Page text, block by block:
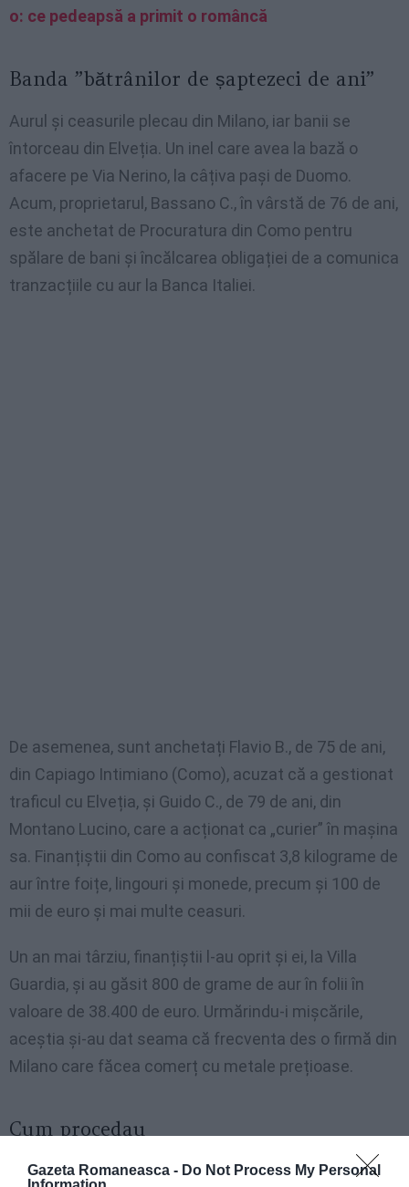
Gazeta Romaneasca - Do Not Process My Personal
o: ce pedeapsă a primit o româncă
Banda ”bătrânilor de șaptezeci de ani”
Aurul și ceasurile plecau din Milano, iar banii se
întorceau din Elveția. Un inel care avea la bază o
afacere pe Via Nerino, la câțiva pași de Duomo.
Acum, proprietarul, Bassano C., în vârstă de 76 de ani,
este anchetat de Procuratura din Como pentru
spălare de bani și încălcarea obligației de a comunica
tranzacțiile cu aur la Banca Italiei.
De asemenea, sunt anchetați Flavio B., de 75 de ani,
din Capiago Intimiano (Como), acuzat că a gestionat
traficul cu Elveția, și Guido C., de 79 de ani, din
Montano Lucino, care a acționat ca „curier” în mașina
sa. Finanțiștii din Como au confiscat 3,8 kilograme de
aur între foițe, lingouri și monede, precum și 100 de
mii de euro și mai multe ceasuri.
Un an mai târziu, finanțiștii l-au oprit și ei, la Villa
Guardia, și au găsit 800 de grame de aur în folii în
valoare de 38.400 de euro. Urmărindu-i mișcările,
aceștia și-au dat seama că frecventa des o firmă din
Milano care făcea comerț cu metale prețioase.
Cum procedau
La 16 februarie anul trecut, a avut loc o percheziție la